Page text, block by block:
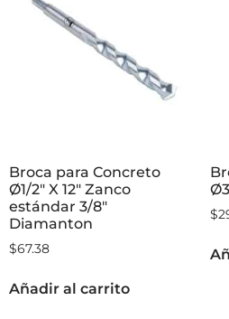
Broca para Concreto
Ø1/2″ X 12″ Zanco
estándar 3/8″
Diamanton
$67.38
Añadir al carrito
$